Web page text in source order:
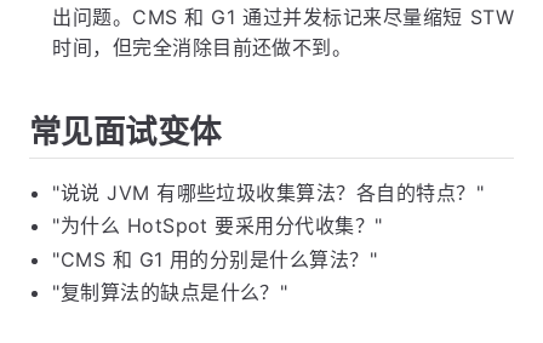
出问题。CMS 和 G1 通过并发标记来尽量缩短 STW
时间，但完全消除目前还做不到。
常见面试变体
"说说 JVM 有哪些垃圾收集算法？各自的特点？"
"为什么 HotSpot 要采用分代收集？"
"CMS 和 G1 用的分别是什么算法？"
"复制算法的缺点是什么？"